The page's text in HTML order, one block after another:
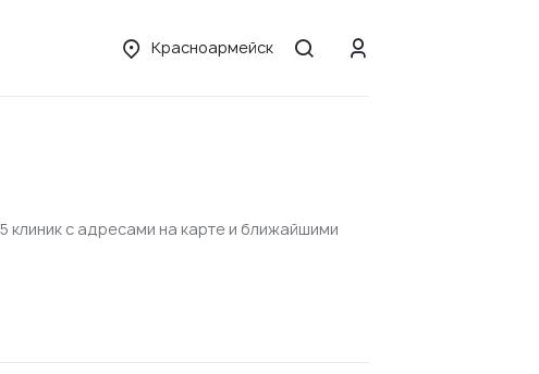
Красноармейск
клиник с адресами на карте и ближайшими